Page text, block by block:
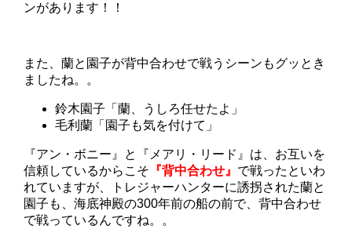
ンがあります！！
また、蘭と園子が背中合わせで戦うシーンもグッとき
ましたね。。
鈴木園子「蘭、うしろ任せたよ」
毛利蘭「園子も気を付けて」
『アン・ボニー』と『メアリ・リード』は、お互いを
信頼しているからこそ 『背中合わせ』 で戦ったといわ
れていますが、トレジャーハンターに誘拐された蘭と
園子も、海底神殿の300年前の船の前で、背中合わせ
で戦っているんですね。。